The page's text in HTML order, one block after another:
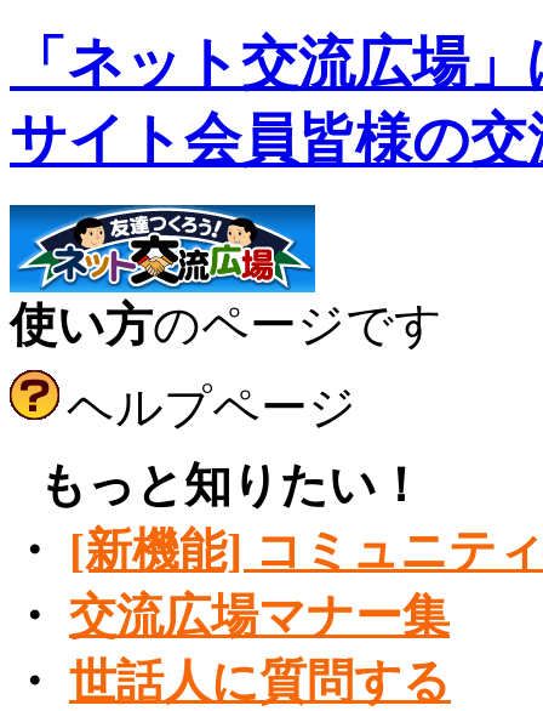
「ネット交流広場
サイト会員皆様の
使い方のページです
ヘルプページ
もっと知りたい！
・
[新機能] コミュニテ
・ 交流広場マナー集
・ 世話人に質問する